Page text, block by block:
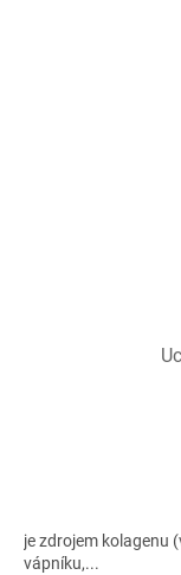
je zdrojem kolagenu
vápníku,...